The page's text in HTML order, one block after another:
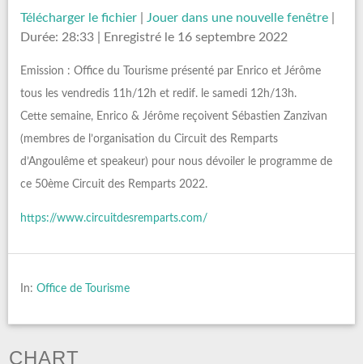
Télécharger le fichier Jouer dans une nouvelle fenêtre
Durée: 28:33
Enregistré le 16 septembre 2022
Emission : Office du Tourisme présenté par Enrico et Jérôme
tous les vendredis 11h/12h et redif. le samedi 12h/13h.
Cette semaine, Enrico & Jérôme reçoivent Sébastien Zanzivan
(membres de l’organisation du Circuit des Remparts
d’Angoulême et speakeur) pour nous dévoiler le programme de
ce 50ème Circuit des Remparts 2022.
https://www.circuitdesremparts.com/
In: Office de Tourisme
CHART